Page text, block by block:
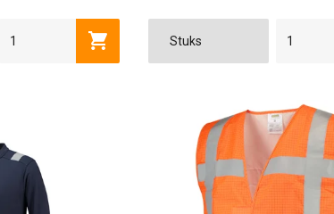
Toevoegen aan winkelwagen